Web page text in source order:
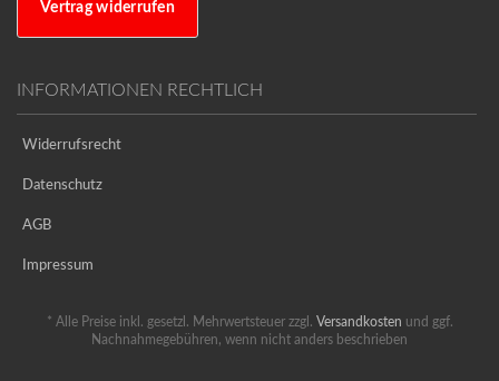
Vertrag widerrufen
INFORMATIONEN RECHTLICH
Widerrufsrecht
Datenschutz
AGB
Impressum
* Alle Preise inkl. gesetzl. Mehrwertsteuer zzgl. Versandkosten und ggf.
Nachnahmegebühren, wenn nicht anders beschrieben